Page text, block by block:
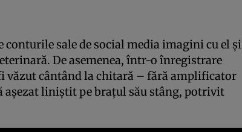
sale de social media imagini cu el şi
De asemenea, într-o înregistrare
văzut cântând la chitară – fără amplificator
aşezat liniştit pe braţul său stâng, potrivit